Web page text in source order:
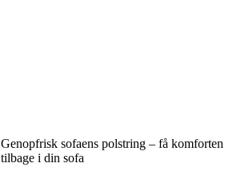
Genopfrisk sofaens polstring – få komforten
tilbage i din sofa